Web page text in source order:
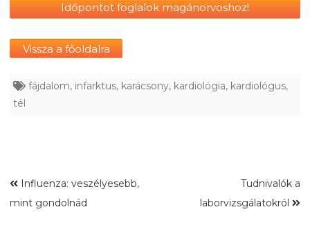
Időpontot foglalok magánorvoshoz!
Vissza a főoldalra
fájdalom, infarktus, karácsony, kardiológia, kardiológus,
tél
Influenza: veszélyesebb,
mint gondolnád
Tudnivalók a
laborvizsgálatokról